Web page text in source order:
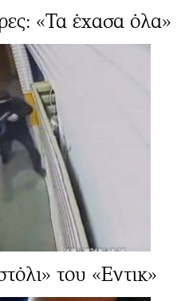
«Τα έχασα όλα»
του «Εντικ»